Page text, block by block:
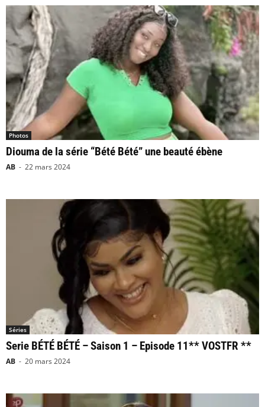
Photos
Diouma de la série “Bété Bété” une beauté ébène
AB - 22 mars 2024
Séries
Serie BÉTÉ BÉTÉ – Saison 1 – Episode 11** VOSTFR **
AB - 20 mars 2024